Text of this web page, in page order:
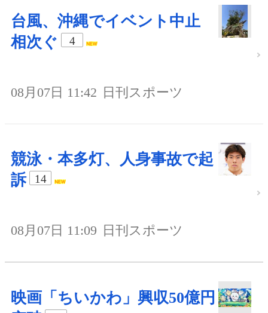
台風、沖縄でイベント中止
相次ぐ
4
08月07日 11:42 日刊スポーツ
競泳・本多灯、人身事故で起
訴
14
08月07日 11:09 日刊スポーツ
映画「ちいかわ」興収50億円